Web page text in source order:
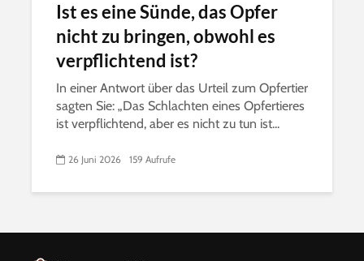
Ist es eine Sünde, das Opfer
nicht zu bringen, obwohl es
verpflichtend ist?
In einer Antwort über das Urteil zum Opfertier
sagten Sie: „Das Schlachten eines Opfertieres
ist verpflichtend, aber es nicht zu tun ist...
26 Juni 2026 159 Aufrufe